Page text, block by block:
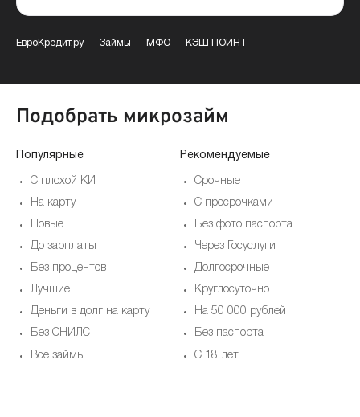
ЕвроКредит.ру— Займы — МФО — КЭШ ПОИНТ
Подобрать микрозайм
Популярные
С плохой КИ
На карту
Новые
До зарплаты
Без процентов
Лучшие
Деньги в долг на карту
Без СНИЛС
Все займы
Рекомендуемые
Срочные
С просрочками
Без фото паспорта
Через Госуслуги
Долгосрочные
Круглосуточно
На 50 000 рублей
Без паспорта
С 18 лет